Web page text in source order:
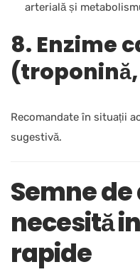
arterială și
8. Enzime
Recomandate în situații
sugestivă.
Semne
necesită
rapide